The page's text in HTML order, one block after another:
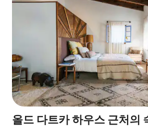
올드 다트카 하우스 근처의